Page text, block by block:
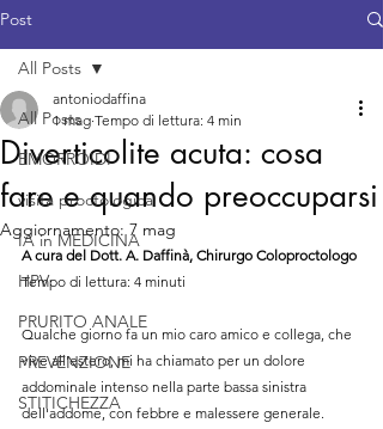
Post
All Posts
EMORROIDI
visita proctologica
IA in MEDICINA
HPV
PRURITO ANALE
PREVENZIONE
STITICHEZZA
All Posts
Diverticolite acuta: cosa
fare e quando preoccuparsi
antoniodaffina
1 mag Tempo di lettura: 4 min
Aggiornamento:7 mag
A cura del Dott. A. Daffinà, Chirurgo Coloproctologo
Tempo di lettura: 4 minuti
Qualche giorno fa un mio caro amico e collega, che
vive all'estero, mi ha chiamato per un dolore
addominale intenso nella parte bassa sinistra
dell'addome, con febbre e malessere generale.